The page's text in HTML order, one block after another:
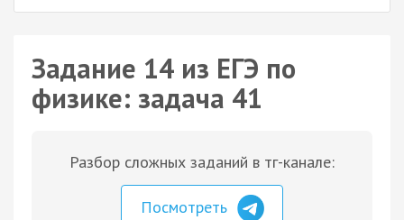
Задание 14 из ЕГЭ по
физике: задача 41
Разбор сложных заданий в тг-канале:
Посмотреть